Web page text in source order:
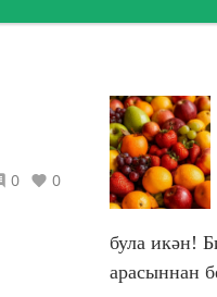
0 0
була икән!
арасыннан